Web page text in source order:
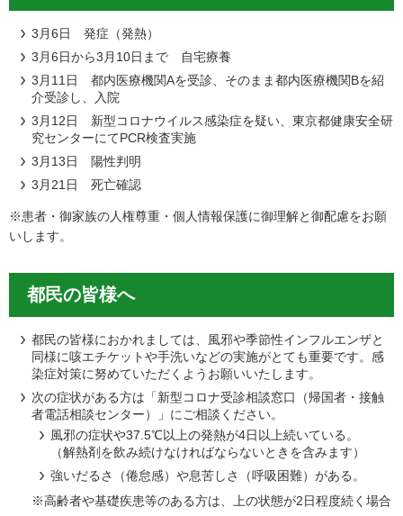
3月6日 発症（発熱）
3月6日から3月10日まで 自宅療養
3月11日 都内医療機関Aを受診、そのまま都内医療機関Bを紹
介受診し、入院
3月12日 新型コロナウイルス感染症を疑い、東京都健康安全研
究センターにてPCR検査実施
3月13日 陽性判明
3月21日 死亡確認
※患者・御家族の人権尊重・個人情報保護に御理解と御配慮をお願
いします。
都民の皆様へ
都民の皆様におかれましては、風邪や季節性インフルエンザと
同様に咳エチケットや手洗いなどの実施がとても重要です。感
染症対策に努めていただくようお願いいたします。
次の症状がある方は「新型コロナ受診相談窓口（帰国者・接触
者電話相談センター）」にご相談ください。
風邪の症状や37.5℃以上の発熱が4日以上続いている。
（解熱剤を飲み続けなければならないときを含みます）
強いだるさ（倦怠感）や息苦しさ（呼吸困難）がある。
※高齢者や基礎疾患等のある方は、上の状態が2日程度続く場合